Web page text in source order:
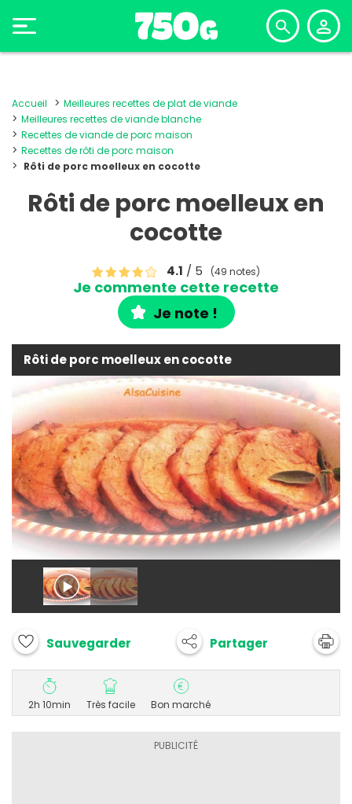
Accueil
Meilleures recettes de plat de viande
Meilleures recettes de viande blanche
Recettes de viande de porc maison
Recettes de rôti de porc maison
Rôti de porc moelleux en cocotte
Rôti de porc moelleux en
cocotte
4.1 / 5 (49 notes)
Je commente cette recette
Je note !
Rôti de porc moelleux en cocotte
Sauvegarder Partager
2h 10min Très facile Bon marché